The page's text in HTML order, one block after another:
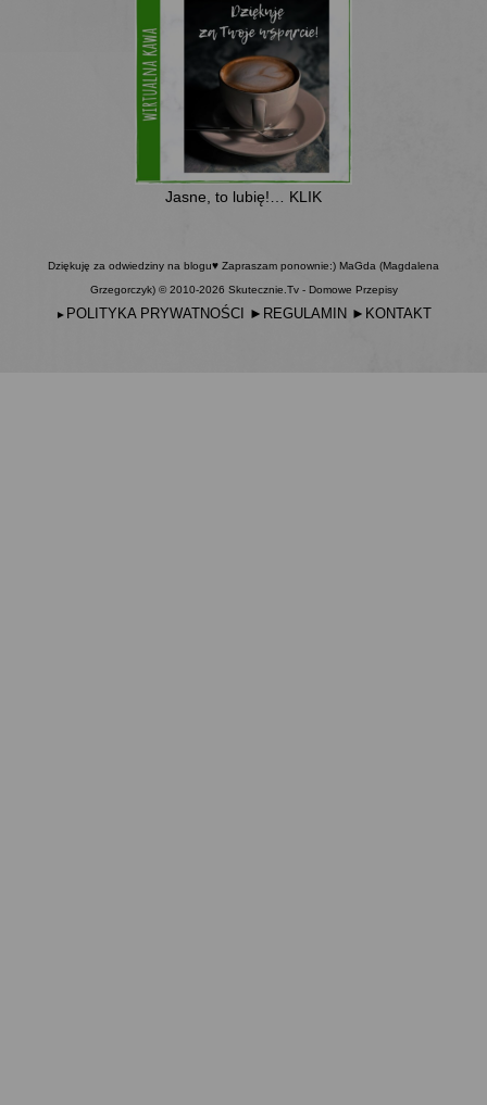
Jasne, to lubię!… KLIK
Dziękuję za odwiedziny na blogu♥ Zapraszam ponownie:) MaGda (Magdalena
Grzegorczyk) © 2010-2026 Skutecznie.Tv - Domowe Przepisy
► POLITYKA PRYWATNOŚCI ► REGULAMIN ► KONTAKT